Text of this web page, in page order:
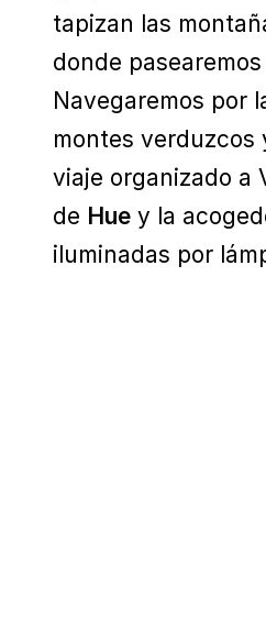
tapizan las
donde
Navegaremos por
montes verduzcos
viaje organizado a
de Hue y la
iluminadas por